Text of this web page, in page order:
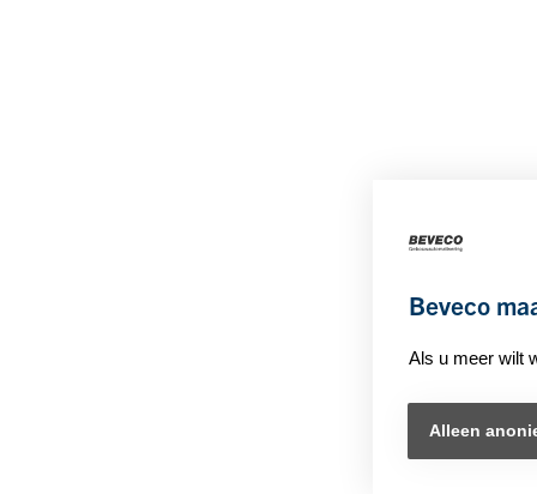
Beveco
Als u meer wilt
Alleen